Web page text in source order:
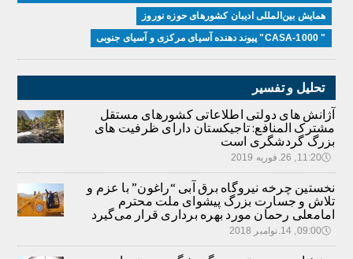
همایش بین‌المللی ادیبان کشور‌های حوزه نوروز
" CASA-1000" پیوند دهنده آسیای مرکزی و آسیای جنوبی
تحلیل و تفسیر
آژانش های دولتی اطلاعاتی کشورهای مستقل
مشترک المنافع: تاجیکستان دارای ظرفیت های
بزرگ گردشگری است
🕔11:20, 26.فوریه 2019
نخستین چرخه نیروگاه برق آبی “راغون” با عزم و
تلاش و جسارت بزرگ پیشوای ملت محترم
امامعلی رحمان مورد بهره برداری قرار می‌گیرد
🕔09:00, 14.نوامبر 2018